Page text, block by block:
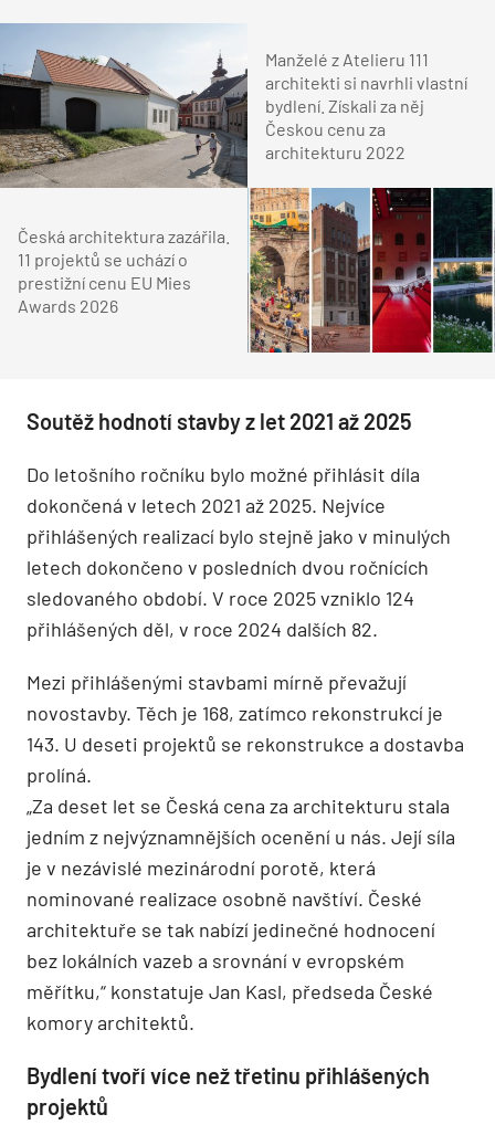
Manželé z Atelieru 111
architekti si navrhli vlastní
bydlení. Získali za něj
Českou cenu za
architekturu 2022
Česká architektura zazářila.
11 projektů se uchází o
prestižní cenu EU Mies
Awards 2026
Soutěž hodnotí stavby z let 2021 až 2025
Do letošního ročníku bylo možné přihlásit díla
dokončená v letech 2021 až 2025. Nejvíce
přihlášených realizací bylo stejně jako v minulých
letech dokončeno v posledních dvou ročnících
sledovaného období. V roce 2025 vzniklo 124
přihlášených děl, v roce 2024 dalších 82.
Mezi přihlášenými stavbami mírně převažují
novostavby. Těch je 168, zatímco rekonstrukcí je
143. U deseti projektů se rekonstrukce a dostavba
prolíná.
„Za deset let se Česká cena za architekturu stala
jedním z nejvýznamnějších ocenění u nás. Její síla
je v nezávislé mezinárodní porotě, která
nominované realizace osobně navštíví. České
architektuře se tak nabízí jedinečné hodnocení
bez lokálních vazeb a srovnání v evropském
měřítku,“ konstatuje Jan Kasl, předseda České
komory architektů.
Bydlení tvoří více než třetinu přihlášených
projektů